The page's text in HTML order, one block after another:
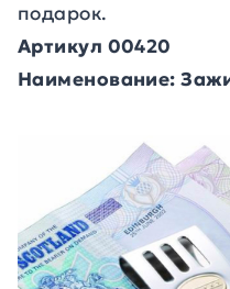
подарок.
Артикул 00420
Наименование: